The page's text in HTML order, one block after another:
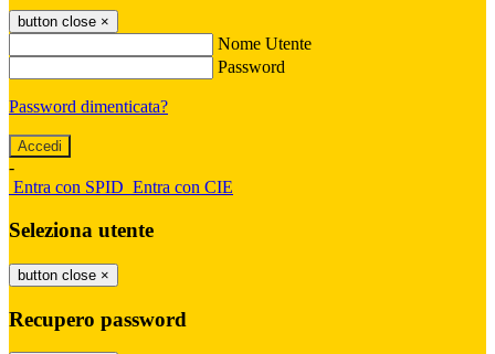
button close ×
Nome Utente
Password
Password dimenticata?
-
Entra con SPID Entra con CIE
Seleziona utente
button close ×
Recupero password